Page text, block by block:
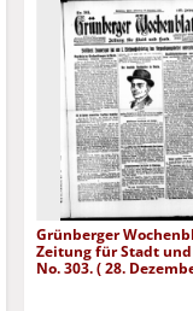
Grünberger
Zeitung für Stadt
No. 303. ( 28.